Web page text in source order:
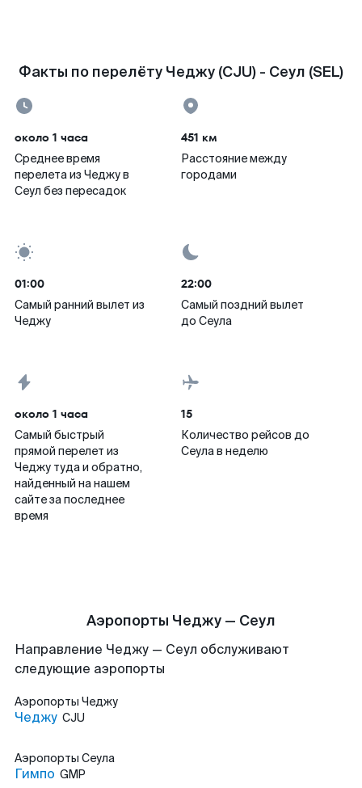
Факты по перелёту Чеджу (CJU) - Сеул (SEL)
около 1 часа
Среднее время
перелета из Чеджу в
Сеул без пересадок
451 км
Расстояние между
городами
01:00
Самый ранний вылет из
Чеджу
22:00
Самый поздний вылет
до Сеула
около 1 часа
Самый быстрый
прямой перелет из
Чеджу туда и обратно,
найденный на нашем
сайте за последнее
время
15
Количество рейсов до
Сеула в неделю
Аэропорты Чеджу — Сеул
Направление Чеджу — Сеул обслуживают
следующие аэропорты
Аэропорты Чеджу
Чеджу CJU
Аэропорты Сеула
Гимпо GMP